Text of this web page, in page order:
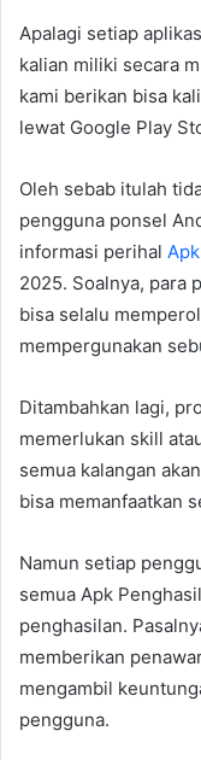
Apalagi setiap
kalian miliki secara
kami berikan bisa
lewat Google Play
Oleh sebab itulah
pengguna ponsel
informasi perihal
2025. Soalnya, para
bisa selalu
mempergunakan
Ditambahkan lagi,
memerlukan skill
semua kalangan
bisa memanfaatkan
Namun setiap
semua Apk
penghasilan.
memberikan
mengambil
pengguna.